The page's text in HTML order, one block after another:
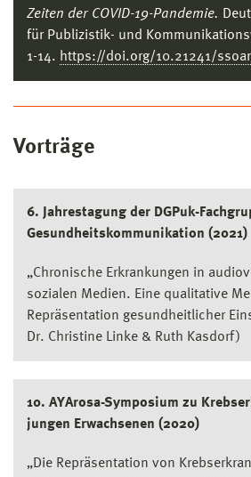
Zeiten der COVID-19-Pandemie.
für Publizistik- und
1-14. https://doi.org/10.21241/
Vorträge
6. Jahrestagung der DGPuk-
Gesundheitskommunikation (2021)
„Chronische Erkrankungen in
sozialen Medien. Eine qualitative
Repräsentation gesundheitlicher
Dr. Christine Linke & Ruth Kasdorf)
10. AYArosa-Symposium zu
jungen Erwachsenen (2020)
„Die Repräsentation von